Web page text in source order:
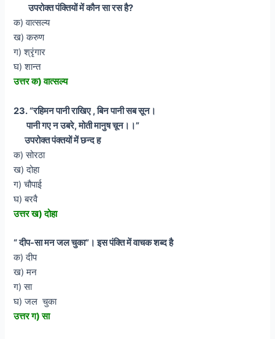
उपरोक्त पंक्तियों में कौन सा रस है?
क) वात्सल्य
ख) करुण
ग) श्रृंगार
घ) शान्त
उत्तर क) वात्सल्य
23. “रहिमन पानी राखिए , बिन पानी सब सून।
पानी गए न उबरे, मोती मानुष चून।।”
उपरोक्त पंक्तयों में छन्द ह
क) सोरठा
ख) दोहा
ग) चौपाई
घ) बरवै
उत्तर ख) दोहा
“ दीप-सा मन जल चुका”। इस पंक्ति में वाचक शब्द है
क) दीप
ख) मन
ग) सा
घ) जल चुका
उत्तर ग) सा